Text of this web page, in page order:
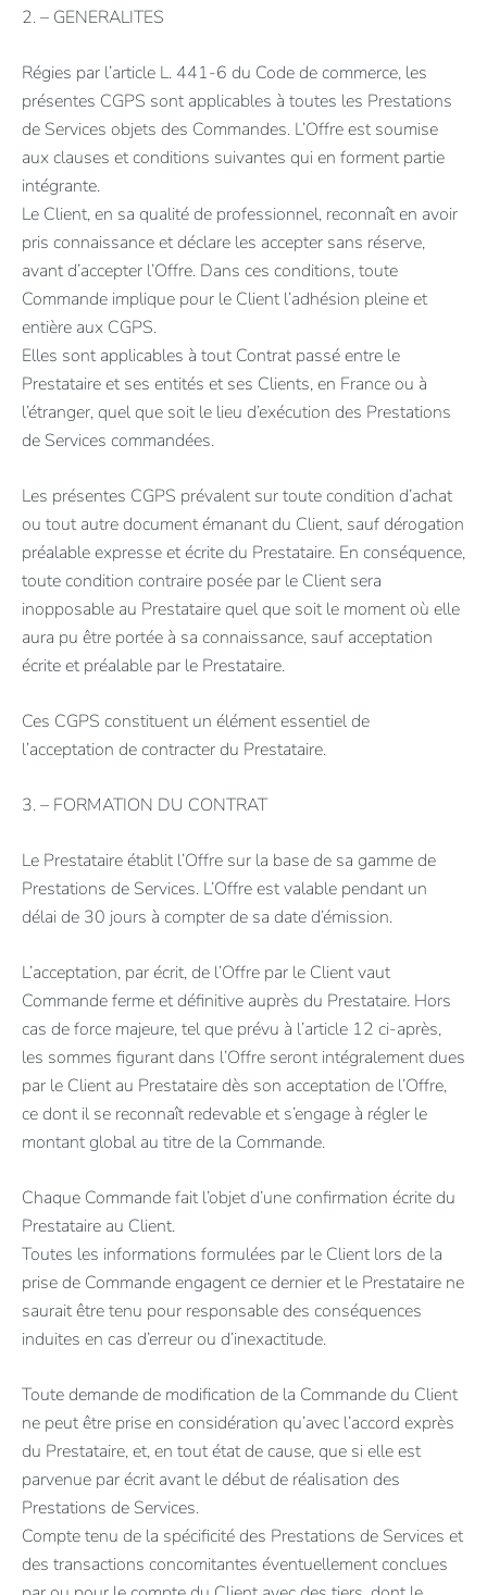
2. – GENERALITES
Régies par l’article L. 441-6 du Code de commerce, les
présentes CGPS sont applicables à toutes les Prestations
de Services objets des Commandes. L’Offre est soumise
aux clauses et conditions suivantes qui en forment partie
intégrante.
Le Client, en sa qualité de professionnel, reconnaît en avoir
pris connaissance et déclare les accepter sans réserve,
avant d’accepter l’Offre. Dans ces conditions, toute
Commande implique pour le Client l’adhésion pleine et
entière aux CGPS.
Elles sont applicables à tout Contrat passé entre le
Prestataire et ses entités et ses Clients, en France ou à
l’étranger, quel que soit le lieu d’exécution des Prestations
de Services commandées.
Les présentes CGPS prévalent sur toute condition d’achat
ou tout autre document émanant du Client, sauf dérogation
préalable expresse et écrite du Prestataire. En conséquence,
toute condition contraire posée par le Client sera
inopposable au Prestataire quel que soit le moment où elle
aura pu être portée à sa connaissance, sauf acceptation
écrite et préalable par le Prestataire.
Ces CGPS constituent un élément essentiel de
l’acceptation de contracter du Prestataire.
3. – FORMATION DU CONTRAT
Le Prestataire établit l’Offre sur la base de sa gamme de
Prestations de Services. L’Offre est valable pendant un
délai de 30 jours à compter de sa date d’émission.
L’acceptation, par écrit, de l’Offre par le Client vaut
Commande ferme et définitive auprès du Prestataire. Hors
cas de force majeure, tel que prévu à l’article 12 ci-après,
les sommes figurant dans l’Offre seront intégralement dues
par le Client au Prestataire dès son acceptation de l’Offre,
ce dont il se reconnaît redevable et s’engage à régler le
montant global au titre de la Commande.
Chaque Commande fait l’objet d’une confirmation écrite du
Prestataire au Client.
Toutes les informations formulées par le Client lors de la
prise de Commande engagent ce dernier et le Prestataire ne
saurait être tenu pour responsable des conséquences
induites en cas d’erreur ou d’inexactitude.
Toute demande de modification de la Commande du Client
ne peut être prise en considération qu’avec l’accord exprès
du Prestataire, et, en tout état de cause, que si elle est
parvenue par écrit avant le début de réalisation des
Prestations de Services.
Compte tenu de la spécificité des Prestations de Services et
des transactions concomitantes éventuellement conclues